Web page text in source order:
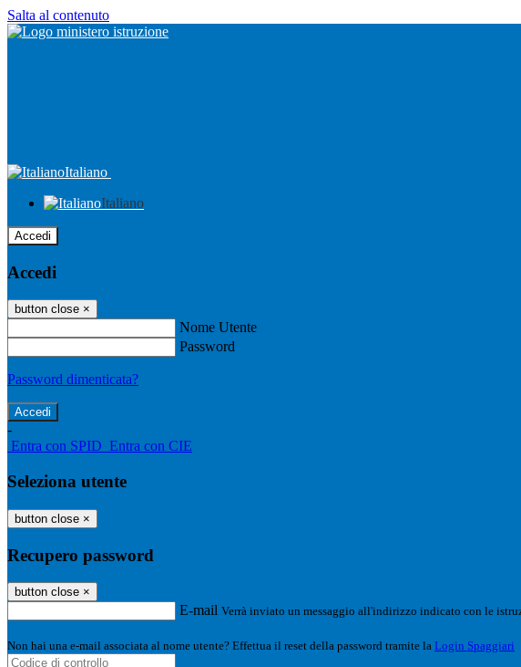
Salta al contenuto
Italiano
Italiano
Accedi
Accedi
button close ×
Nome Utente
Password
Password dimenticata?
-
Entra con SPID Entra con CIE
Seleziona utente
button close ×
Recupero password
button close ×
E-mail Verrà inviato un messaggio all'indirizzo indicato con le
Non hai una e-mail associata al nome utente? Effettua il reset della password tramite la Login Spaggiari